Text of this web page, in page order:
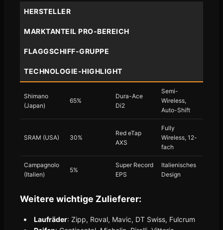
HERSTELLER
MARKTANTEIL PRO-BEREICH
FLAGGSCHIFF-GRUPPE
TECHNOLOGIE-HIGHLIGHT
Shimano
(Japan)
65%
Dura-Ace
Di2
Semi-
Wireless,
Auto-Shift
SRAM (USA) 30%
Red eTap
AXS
Fully
Wireless, 12-
fach
Campagnolo
(Italien)
5%
Super Record
EPS
Italienisches
Design
Weitere wichtige Zulieferer:
Laufräder: Zipp, Roval, Mavic, DT Swiss, Fulcrum